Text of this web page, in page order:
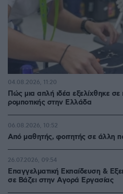
Πώς μια απλή ιδέα εξελίχθηκε
ρομποτικής στην Ελλάδα
04.08.2026, 11:20
Από μαθητής, φοιτητής σε άλλη
06.08.2026, 10:52
Επαγγελματική Εκπαίδευση &
σε Bάζει στην Aγορά Eργασίας
26.07.2026, 09:54